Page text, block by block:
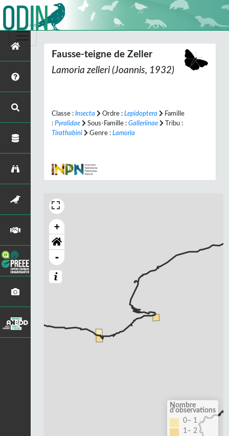
Fausse-teigne de Zeller
Lamoria zelleri(Joannis, 1932)
Classe : Insecta Ordre : Lepidoptera
Famille
: Pyralidae Sous-Famille : Galleriinae
Tribu :
Tirathabini
Genre : Lamoria
+
-
Nombre
d'observations
0– 1
1– 2